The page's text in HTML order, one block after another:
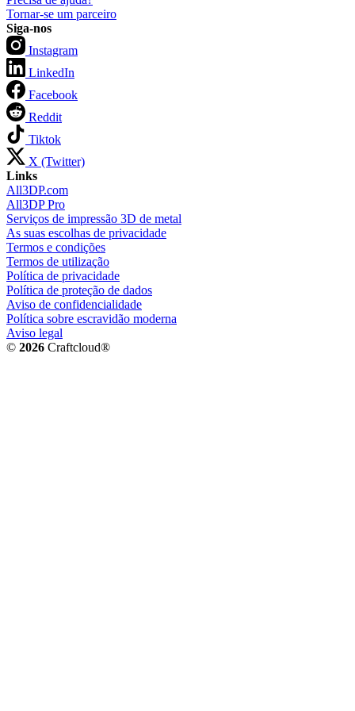
Tornar-se um parceiro
Siga-nos
Instagram
LinkedIn
Facebook
Reddit
Tiktok
X (Twitter)
Links
All3DP.com
All3DP Pro
Serviços de impressão 3D de metal
As suas escolhas de privacidade
Termos e condições
Termos de utilização
Política de privacidade
Política de proteção de dados
Aviso de confidencialidade
Política sobre escravidão moderna
Aviso legal
© 2026 Craftcloud®